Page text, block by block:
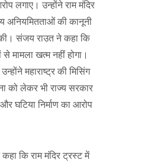
लगाए। उन्होंने राम मंदिर
अनियमितताओं की कानूनी
संजय राउत ने कहा कि
मामला खत्म नहीं होगा।
महाराष्ट्र की मिसिंग
को लेकर भी राज्य सरकार
घटिया निर्माण का आरोप
कि राम मंदिर ट्रस्ट में